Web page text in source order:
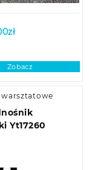
zł
Zobacz
warsztatowe
Yt17260